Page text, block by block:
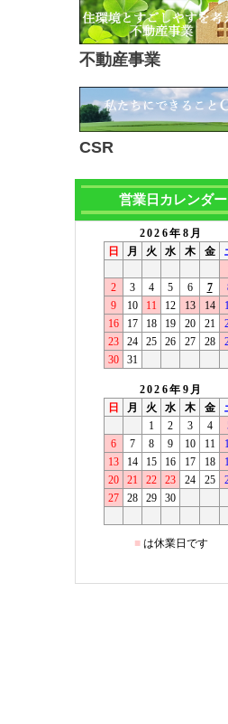
不動産事業
CSR
営業日カレンダー